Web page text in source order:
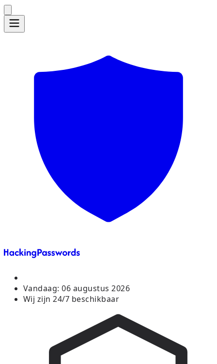
Vandaag: 06 augustus 2026
Wij zijn 24/7 beschikbaar